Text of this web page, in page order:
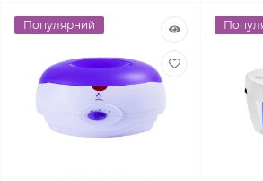
Популярний